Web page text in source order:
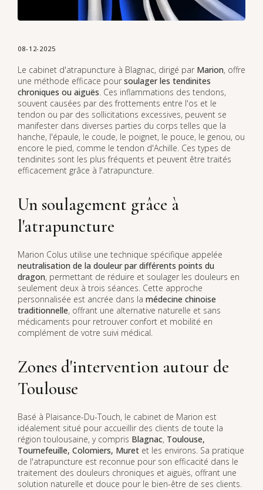
08-12-2025
Le cabinet d'atrapuncture à Blagnac, dirigé par Marion, offre
une méthode efficace pour soulager les tendinites
chroniques ou aiguës . Ces inflammations des tendons,
souvent causées par des frottements entre l'os et le
tendon ou par des sollicitations excessives, peuvent se
manifester dans diverses parties du corps telles que la
hanche, l'épaule, le coude, le poignet, le pouce, le genou, ou
encore le pied, comme le tendon d'Achille. Ces types de
tendinites sont les plus fréquents et peuvent être traités
efficacement grâce à l'atrapuncture.
Un soulagement grâce à
l'atrapuncture
Marion Colus utilise une technique spécifique appelée
neutralisation de la douleur par différents points du
dragon, permettant de réduire et soulager les douleurs en
seulement deux à trois séances. Cette approche
personnalisée est ancrée dans la médecine chinoise
traditionnelle, offrant une alternative naturelle et sans
médicaments pour retrouver confort et mobilité en
complément de votre suivi médical.
Zones d'intervention autour de
Toulouse
Basé à Plaisance-Du-Touch, le cabinet de Marion est
idéalement situé pour accueillir des clients de toute la
région toulousaine, y compris Blagnac, Toulouse,
Tournefeuille, Colomiers, Muret et les environs. Sa pratique
de l'atrapuncture est reconnue pour son efficacité dans le
traitement des douleurs chroniques et aiguës, offrant une
solution naturelle et douce pour le bien-être de ses clients.